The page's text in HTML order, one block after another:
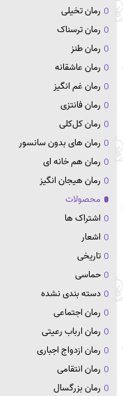
رمان تخیلی
رمان ترسناک
رمان طنز
رمان عاشقانه
رمان غم انگیز
رمان فانتزی
رمان کل‌کلی
رمان های بدون سانسور
رمان هم خانه ای
رمان هیجان انگیز
محصولات
اشتراک ها
اشعار
تاریخی
حماسی
دسته بندی نشده
رمان اجتماعی
رمان ارباب رعیتی
رمان ازدواج اجباری
رمان انتقامی
رمان بزرگسال